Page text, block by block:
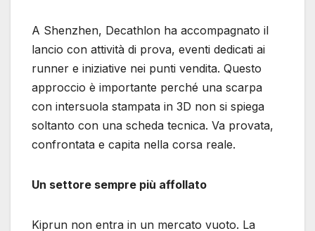
A Shenzhen, Decathlon ha accompagnato il
lancio con attività di prova, eventi dedicati ai
runner e iniziative nei punti vendita. Questo
approccio è importante perché una scarpa
con intersuola stampata in 3D non si spiega
soltanto con una scheda tecnica. Va provata,
confrontata e capita nella corsa reale.
Un settore sempre più affollato
Kiprun non entra in un mercato vuoto. La